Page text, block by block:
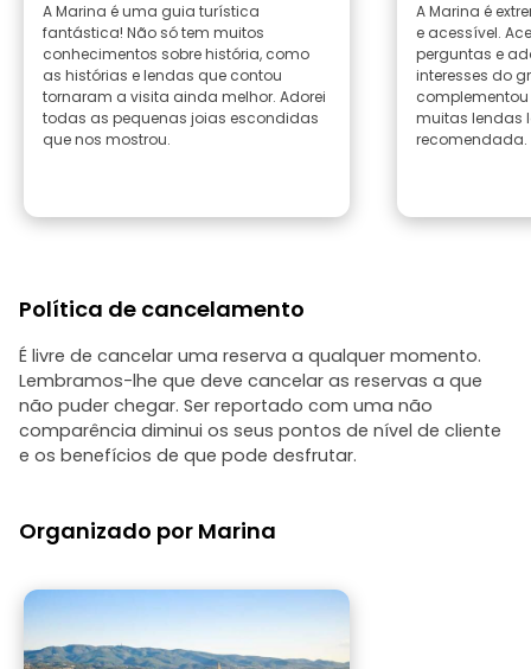
A Marina é uma guia turística
fantástica! Não só tem muitos
conhecimentos sobre história, como
as histórias e lendas que contou
tornaram a visita ainda melhor. Adorei
todas as pequenas joias escondidas
que nos mostrou.
A Marina é
e acessível.
perguntas e
interesses do
muitas lendas
recomendada.
Política de cancelamento
É livre de cancelar uma reserva a qualquer momento.
Lembramos-lhe que deve cancelar as reservas a que
não puder chegar. Ser reportado com uma não
comparência diminui os seus pontos de nível de cliente
e os benefícios de que pode desfrutar.
Organizado por Marina